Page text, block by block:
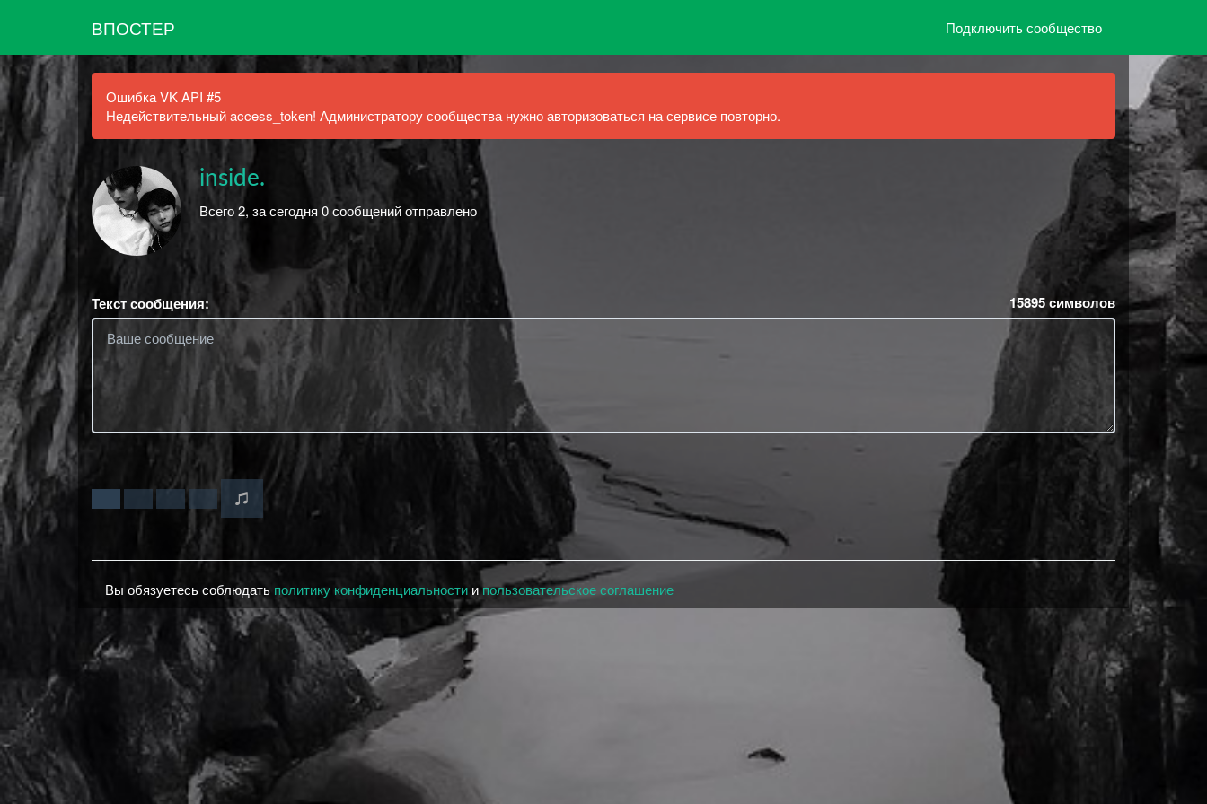
ВПОСТЕР Подключить сообщество
Ошибка VK API #5
Недействительный access_token! Администратору сообщества нужно авторизоваться на сервисе повторно.
inside.
Всего 2, за сегодня 0 сообщений отправлено
Текст сообщения: 15895символов
Вы обязуетесь соблюдать политику конфиденциальности ипользовательское соглашение